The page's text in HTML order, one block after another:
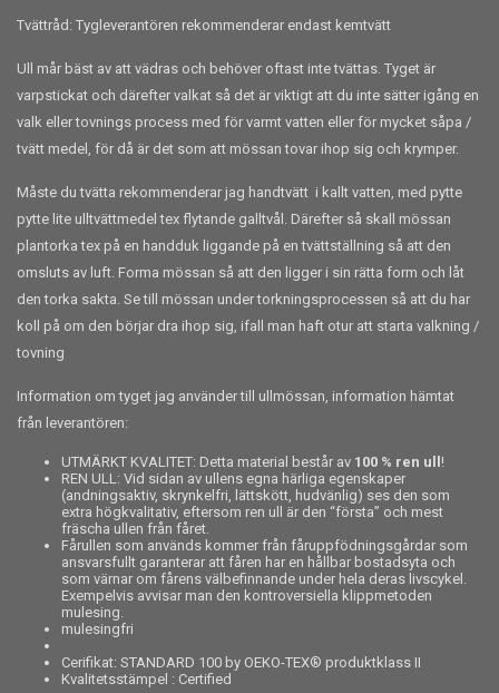
Tvättråd: Tygleverantören rekommenderar endast kemtvätt
Ull mår bäst av att vädras och behöver oftast inte tvättas. Tyget är
varpstickat och därefter valkat så det är viktigt att du inte sätter igång en
valk eller tovnings process med för varmt vatten eller för mycket såpa /
tvätt medel, för då är det som att mössan tovar ihop sig och krymper.
Måste du tvätta rekommenderar jag handtvätt i kallt vatten, med pytte
pytte lite ulltvättmedel tex flytande galltvål. Därefter så skall mössan
plantorka tex på en handduk liggande på en tvättställning så att den
omsluts av luft. Forma mössan så att den ligger i sin rätta form och låt
den torka sakta. Se till mössan under torkningsprocessen så att du har
koll på om den börjar dra ihop sig, ifall man haft otur att starta valkning /
tovning
Information om tyget jag använder till ullmössan, information hämtat
från leverantören:
UTMÄRKT KVALITET: Detta material består av 100 % ren ull !
REN ULL: Vid sidan av ullens egna härliga egenskaper
(andningsaktiv, skrynkelfri, lättskött, hudvänlig) ses den som
extra högkvalitativ, eftersom ren ull är den “första” och mest
fräscha ullen från fåret.
Fårullen som används kommer från fåruppfödningsgårdar som
ansvarsfullt garanterar att fåren har en hållbar bostadsyta och
som värnar om fårens välbefinnande under hela deras livscykel.
Exempelvis avvisar man den kontroversiella klippmetoden
mulesing.
mulesingfri
Cerifikat: STANDARD 100 by OEKO-TEX® produktklass II
Kvalitetsstämpel : Certified